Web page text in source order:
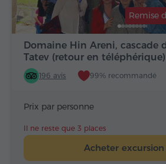
Domaine Hin Areni, cascade
Tatev (retour en téléphérique)
Remise
196 avis 99% recommandé
Prix par personne
Il ne reste que 3 places
Acheter excursion